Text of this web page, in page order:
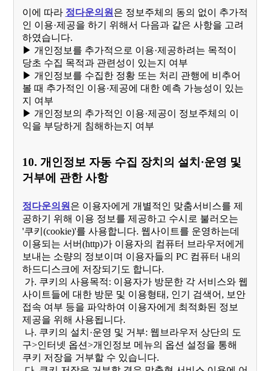
이에 따라 정다운의원은 정보주체의 동의 없이 추가적
인 이용·제공을 하기 위해서 다음과 같은 사항을 고려
하였습니다.
▶ 개인정보를 추가적으로 이용·제공하려는 목적이
당초 수집 목적과 관련성이 있는지 여부
▶ 개인정보를 수집한 정황 또는 처리 관행에 비추어
볼 때 추가적인 이용·제공에 대한 예측 가능성이 있는
지 여부
▶ 개인정보의 추가적인 이용·제공이 정보주체의 이
익을 부당하게 침해하는지 여부
10. 개인정보 자동 수집 장치의 설치·운영 및
거부에 관한 사항
정다운의원은 이용자에게 개별적인 맞춤서비스를 제
공하기 위해 이용 정보를 제공하고 수시로 불러오는
'쿠키(cookie)'를 사용합니다. 웹사이트를 운영하는데
이용되는 서버(http)가 이용자의 컴퓨터 브라우저에게
보내는 소량의 정보이며 이용자들의 PC 컴퓨터 내의
하드디스크에 저장되기도 합니다.
가. 쿠키의 사용목적: 이용자가 방문한 각 서비스와 웹
사이트들에 대한 방문 및 이용형태, 인기 검색어, 보안
접속 여부 등을 파악하여 이용자에게 최적화된 정보
제공을 위해 사용됩니다.
나. 쿠키의 설치·운영 및 거부: 웹브라우저 상단의 도
구>인터넷 옵션>개인정보 메뉴의 옵션 설정을 통해
쿠키 저장을 거부할 수 있습니다.